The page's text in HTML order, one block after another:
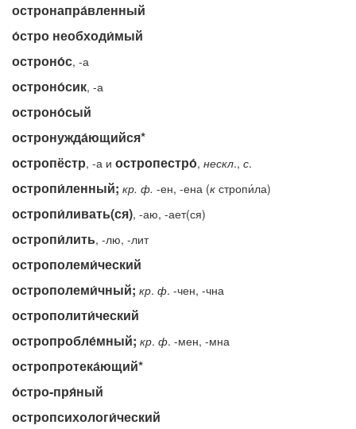
остронапра́вленный
о́стро необходи́мый
остроно́с, -а
остроно́сик, -а
остроно́сый
остронужда́ющийся*
остропёстр, -а и остропестро́, нескл., с.
остропи́ленный; кр. ф. -ен, -ена (к стропи́ла)
остропи́ливать(ся), -аю, -ает(ся)
остропи́лить, -лю, -лит
острополеми́ческий
острополеми́чный; кр. ф. -чен, -чна
острополити́ческий
остропробле́мный; кр. ф. -мен, -мна
остропротека́ющий*
о́стро-пря́ный
остропсихологи́ческий